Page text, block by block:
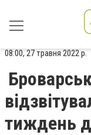
08:00, 27 травня 2022 р.
тиждень